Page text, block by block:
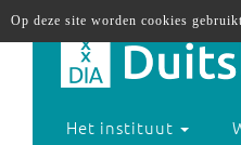
Het instituut
Op deze site worden cookies